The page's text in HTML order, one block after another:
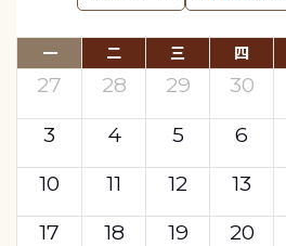
一 二 三 四
27 28 29 30
3
4 5 6
10
11 12 13
17
18 19 20